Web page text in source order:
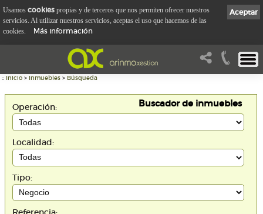
:: Inicio > Inmuebles > Búsqueda
Buscador de inmuebles
Operación:
Localidad:
Tipo:
Aceptar
Usamos cookies propias y de terceros que nos permiten ofrecer nuestros
servicios. Al utilizar nuestros servicios, aceptas el uso que hacemos de las
cookies.
Más información